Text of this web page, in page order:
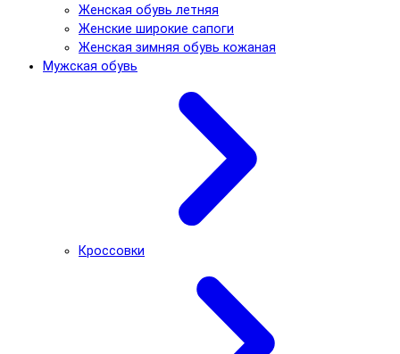
Женская обувь летняя
Женские широкие сапоги
Женская зимняя обувь кожаная
Мужская обувь
Кроссовки